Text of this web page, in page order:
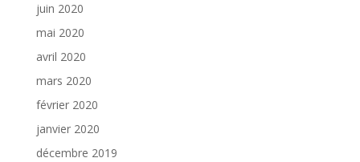
juin 2020
mai 2020
avril 2020
mars 2020
février 2020
janvier 2020
décembre 2019